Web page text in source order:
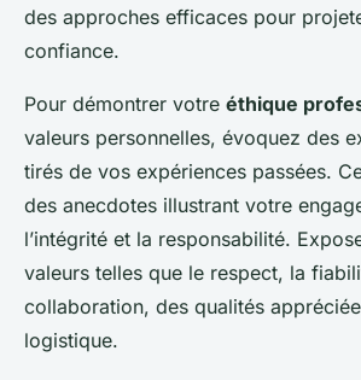
des approches efficaces pour
confiance.
Pour démontrer votre éthique
valeurs personnelles, évoquez des
tirés de vos expériences passées.
des anecdotes illustrant votre
l’intégrité et la responsabilité.
valeurs telles que le respect, la
collaboration, des qualités
logistique.